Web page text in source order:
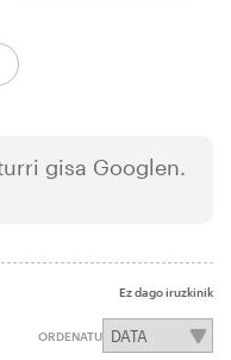
gisa Googlen.
Ez dago iruzkinik
ORDENATU